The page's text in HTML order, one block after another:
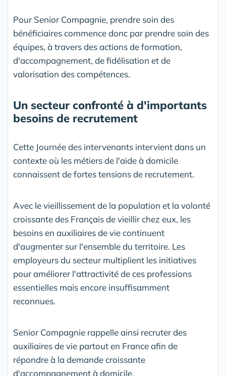
Pour Senior Compagnie, prendre soin des
bénéficiaires commence donc par prendre soin des
équipes, à travers des actions de formation,
d'accompagnement, de fidélisation et de
valorisation des compétences.
Un secteur confronté à d'importants
besoins de recrutement
Cette Journée des intervenants intervient dans un
contexte où les métiers de l'aide à domicile
connaissent de fortes tensions de recrutement.
Avec le vieillissement de la population et la volonté
croissante des Français de vieillir chez eux, les
besoins en auxiliaires de vie continuent
d'augmenter sur l'ensemble du territoire. Les
employeurs du secteur multiplient les initiatives
pour améliorer l'attractivité de ces professions
essentielles mais encore insuffisamment
reconnues.
Senior Compagnie rappelle ainsi recruter des
auxiliaires de vie partout en France afin de
répondre à la demande croissante
d'accompagnement à domicile.